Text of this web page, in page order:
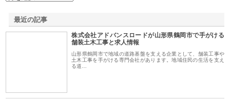
最近の記事
株式会社アドバンスロードが山形県鶴岡市で手がける
舗装土木工事と求人情報
山形県鶴岡市で地域の道路基盤を支える企業として、舗装工事や
土木工事を手がける専門会社があります。地域住民の生活を支え
る道…